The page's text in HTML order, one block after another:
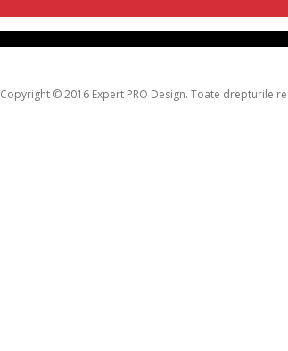
Copyright © 2016 Expert PRO Design. Toate drepturile